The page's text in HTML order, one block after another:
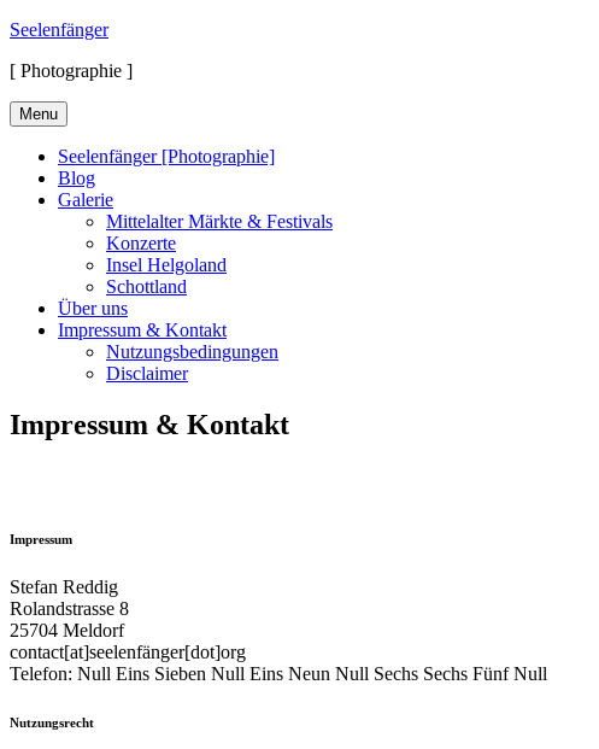
Skip
content
Seelenfänger
[ Photographie ]
Menu
Seelenfänger [Photographie]
Blog
Galerie
Mittelalter Märkte & Festivals
Konzerte
Insel Helgoland
Schottland
Über uns
Impressum & Kontakt
Nutzungsbedingungen
Disclaimer
Impressum & Kontakt
Impressum
Stefan Reddig
Rolandstrasse 8
25704 Meldorf
contact[at]seelenfänger[dot]org
Telefon: Null Eins Sieben Null Eins Neun Null Sechs Sechs Fünf Null
Nutzungsrecht